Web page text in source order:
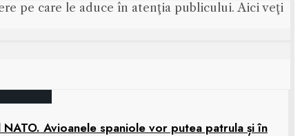
pe care le aduce în atenţia publicului. Aici veţi
Avioanele spaniole vor putea patrula și în